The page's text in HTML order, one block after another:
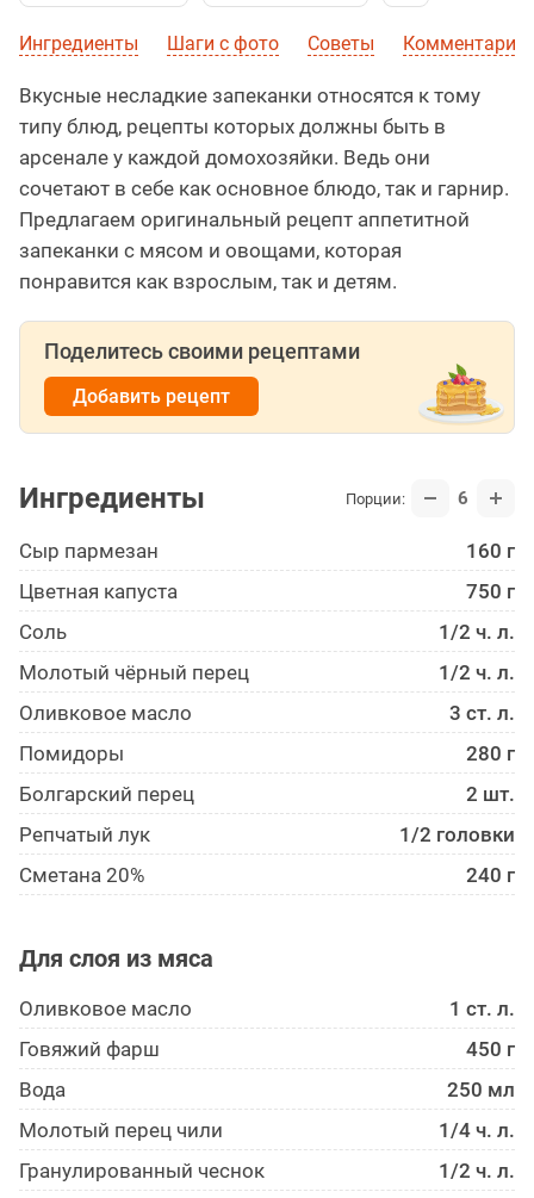
Ингредиенты Шаги с фото Советы Комментарии
Вкусные несладкие запеканки относятся к тому
типу блюд, рецепты которых должны быть в
арсенале у каждой домохозяйки. Ведь они
сочетают в себе как основное блюдо, так и гарнир.
Предлагаем оригинальный рецепт аппетитной
запеканки с мясом и овощами, которая
понравится как взрослым, так и детям.
Поделитесь своими рецептами
Добавить рецепт
Ингредиенты Порции: 6
Сыр пармезан
160 г
Цветная капуста
750 г
Соль
1/2 ч. л.
Молотый чёрный перец
1/2 ч. л.
Оливковое масло
3 ст. л.
Помидоры
280 г
Болгарский перец
2 шт.
Репчатый лук
1/2 головки
Сметана 20%
240 г
Для слоя из мяса
Оливковое масло
1 ст. л.
Говяжий фарш
450 г
Вода
250 мл
Молотый перец чили
1/4 ч. л.
Гранулированный чеснок
1/2 ч. л.